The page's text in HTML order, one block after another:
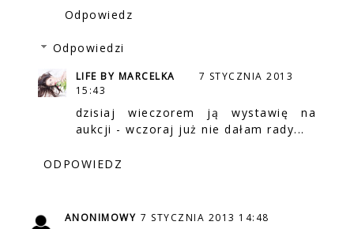
Odpowiedz
Odpowiedzi
LIFE BY MARCELKA
7 STYCZNIA 2013
15:43
dzisiaj wieczorem ją wystawię na
aukcji - wczoraj już nie dałam rady...
ODPOWIEDZ
ANONIMOWY 7 STYCZNIA 2013 14:48